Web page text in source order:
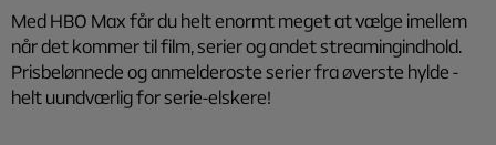
Med HBO Max får du helt enormt meget at vælge imellem
når det kommer til film, serier og andet streamingindhold.
Prisbelønnede og anmelderoste serier fra øverste hylde -
helt uundværlig for serie-elskere!